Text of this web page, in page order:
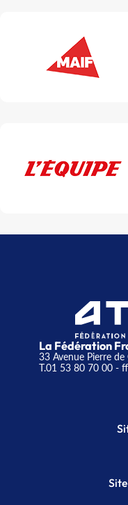
La Fédération
33 Avenue Pierre
T.01 53 80 70 00-